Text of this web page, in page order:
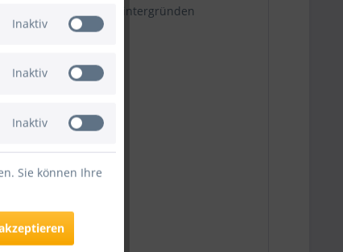
oder Fotohintergründen
Inaktiv
Inaktiv
Inaktiv
Sie können Ihre